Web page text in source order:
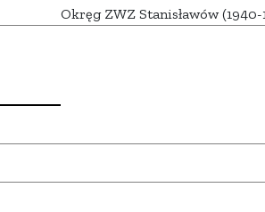
Okręg ZWZ Stanisławów (1940-